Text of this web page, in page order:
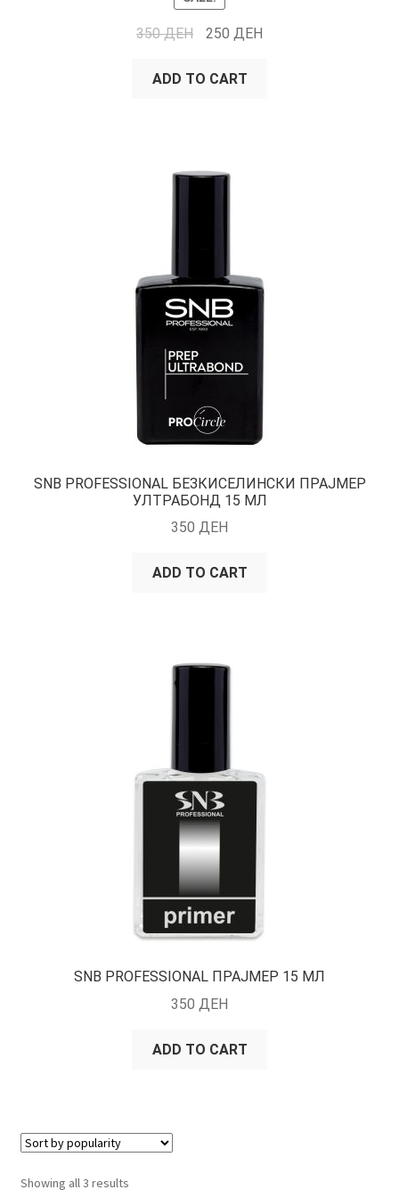
350ДЕН 250 ДЕН
ADD TO CART
SNB PROFESSIONAL БЕЗКИСЕЛИНСКИ ПРАЈМЕР
УЛТРАБОНД 15 МЛ
350 ДЕН
ADD TO CART
SNB PROFESSIONAL ПРАЈМЕР 15 МЛ
350 ДЕН
ADD TO CART
Showing all 3 results